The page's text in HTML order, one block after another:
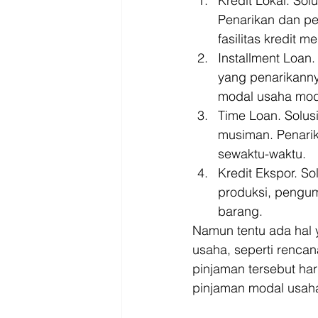
Penarikan dan
fasilitas kredit
Installment
yang
modal usaha
Time Loan.
musiman.
sewaktu-waktu.
Kredit Ekspor.
produksi,
barang.
Namun tentu ada
usaha, seperti
pinjaman tersebut
pinjaman modal